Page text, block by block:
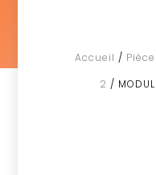
Accueil /
2 /